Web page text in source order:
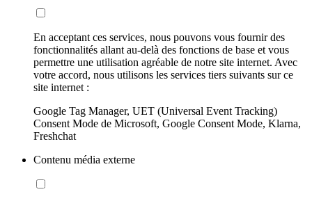
En acceptant ces services, nous pouvons vous fournir des
fonctionnalités allant au-delà des fonctions de base et vous
permettre une utilisation agréable de notre site internet. Avec
votre accord, nous utilisons les services tiers suivants sur ce
site internet :
Google Tag Manager, UET (Universal Event Tracking)
Consent Mode de Microsoft, Google Consent Mode, Klarna,
Freshchat
Contenu média externe